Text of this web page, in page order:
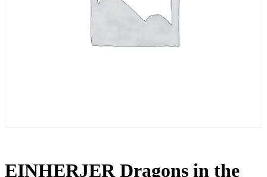
EINHERJER Dragons in the